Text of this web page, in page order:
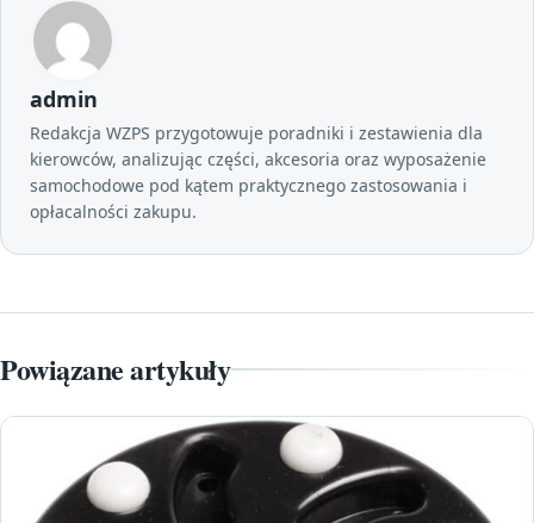
admin
Redakcja WZPS przygotowuje poradniki i zestawienia dla
kierowców, analizując części, akcesoria oraz wyposażenie
samochodowe pod kątem praktycznego zastosowania i
opłacalności zakupu.
Powiązane artykuły